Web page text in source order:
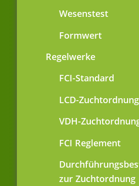
Wesenstest
Formwert
Regelwerke
FCI-Standard
LCD-Zuchtordnung
VDH-
FCI Reglement
zur Zuchtordnung